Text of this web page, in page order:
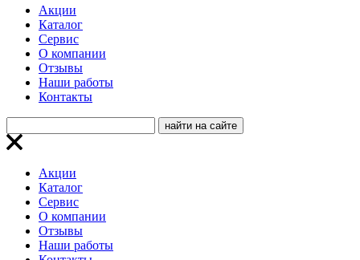
Акции
Каталог
Сервис
О компании
Отзывы
Наши работы
Контакты
Акции
Каталог
Сервис
О компании
Отзывы
Наши работы